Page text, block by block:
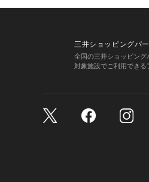
三井ショッピングパ
全国の三井ショッピング
対象施設でご利用できる